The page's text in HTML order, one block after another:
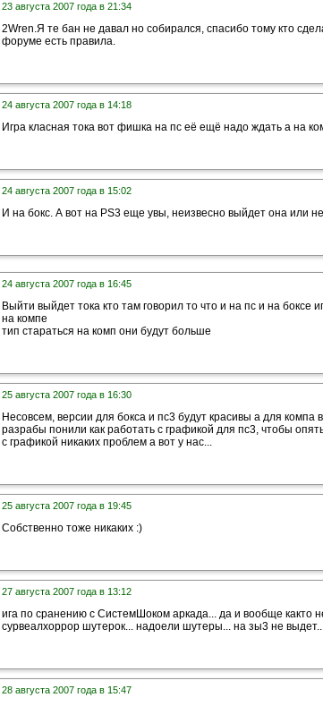
23 августа 2007 года в 21:34
2Wren.Я те бан не давал но собирался, спасибо тому кто
форуме есть правила.
24 августа 2007 года в 14:18
Игра класная тока вот фишка на пс её ещё надо ждать а на
24 августа 2007 года в 15:02
И на бокс. А вот на PS3 еще увы, неизвесно выйдет она или
24 августа 2007 года в 16:45
Выйти выйдет тока кто там говорил то что и на пс и на боксе
на компе
тип стараться на комп они будут больше
25 августа 2007 года в 16:30
Несовсем, версии для бокса и пс3 будут красивы а для компа
разрабы понили как работать с графикой для пс3, чтобы
с графикой никаких проблем а вот у нас...
25 августа 2007 года в 19:45
Собственно тоже никаких :)
27 августа 2007 года в 13:12
ига по сранению с СистемШоком аркада... да и вообще както
сурвеалхоррор шутерок... надоели шутеры... на зы3 не
28 августа 2007 года в 15:47